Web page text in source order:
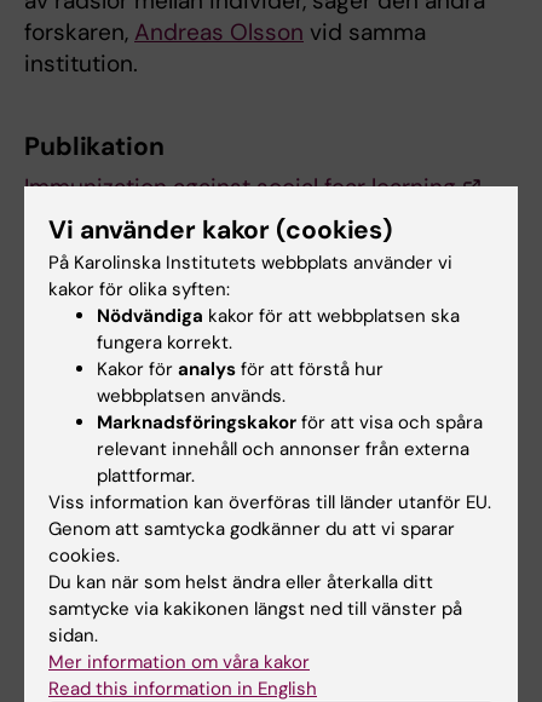
forskaren, Andreas Olsson vid samma
institution.
Publikation
Immunization against social fear learning
Armita Golkar och Andreas Olsson
Journal of Experimental Psychology: General
published online 14 April 2016, doi
10.1037/xge0000173
Klinisk neurovetenskap Psykologi
Uppdaterad av:
Webb Admin
2016-05-13
Dela
Vi använder kakor (cookies)
På Karolinska Institutets webbplats använder vi
kakor för olika syften:
Nödvändiga kakor för att webbplatsen ska
fungera korrekt.
Kakor för analys för att förstå hur
webbplatsen används.
Marknadsföringskakor för att visa och spåra
relevant innehåll och annonser från externa
plattformar.
Viss information kan överföras till länder utanför EU.
Genom att samtycka godkänner du att vi sparar
cookies.
Du kan när som helst ändra eller återkalla ditt
samtycke via kakikonen längst ned till vänster på
sidan.
Mer information om våra kakor
Read this information in English